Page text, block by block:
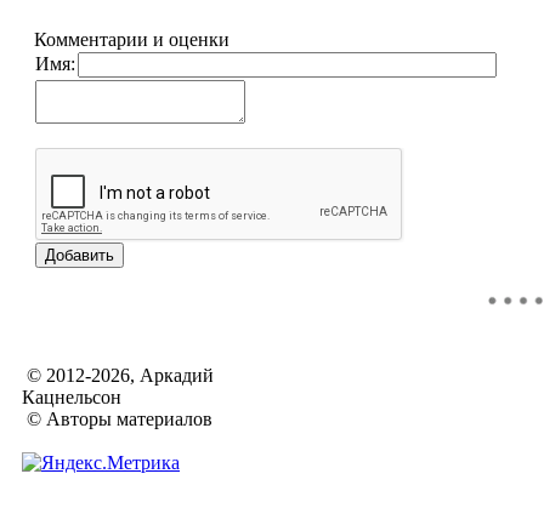
Комментарии и оценки
Имя:
© 2012-2026, Аркадий
Кацнельсон
© Авторы материалов